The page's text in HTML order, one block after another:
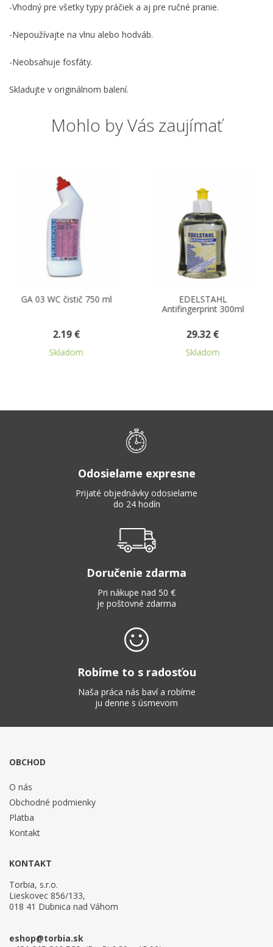
-Vhodný pre všetky typy práčiek a aj pre ručné pranie.
-Nepoužívajte na vlnu alebo hodváb.
-Neobsahuje fosfáty.
Skladujte v originálnom balení.
Mohlo by Vás zaujímať
WC čistič 750 ml
EDELSTAHL
Antifingerprint 300ml
Odosielame expresne
Prijaté objednávky odosielame
do 24 hodín
Doručenie zdarma
Pri nákupe nad 50 €
je poštovné zdarma
Robíme to s radosťou
Naša práca nás baví a robíme
ju denne s úsmevom
OBCHOD
O nás
Obchodné podmienky
Platba
Kontakt
KONTAKT
Torbia, s.r.o.
Lieskovec 856/133,
018 41 Dubnica nad Váhom
eshop@torbia.sk